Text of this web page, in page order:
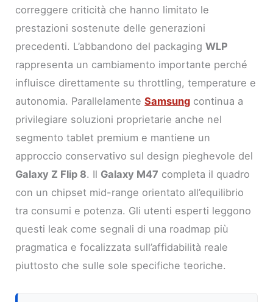
correggere criticità che hanno limitato le
prestazioni sostenute delle generazioni
precedenti. L’abbandono del packagingWLP
rappresenta un cambiamento importante perché
influisce direttamente su throttling, temperature e
autonomia. ParallelamenteSamsung continua a
privilegiare soluzioni proprietarie anche nel
segmento tablet premium e mantiene un
approccio conservativo sul design pieghevole del
Galaxy Z Flip 8. Il Galaxy M47 completa il quadro
con un chipset mid-range orientato all’equilibrio
tra consumi e potenza. Gli utenti esperti leggono
questi leak come segnali di una roadmap più
pragmatica e focalizzata sull’affidabilità reale
piuttosto che sulle sole specifiche teoriche.